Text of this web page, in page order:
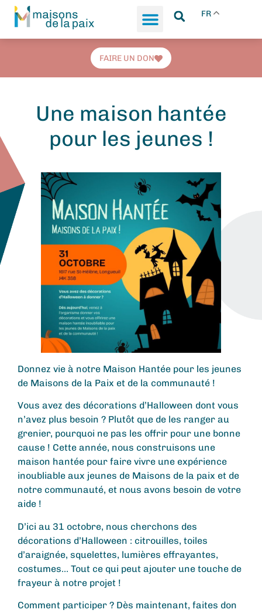
FR
FAIRE UN DON
Une maison hantée
pour les jeunes !
Donnez vie à notre Maison Hantée pour les jeunes
de Maisons de la Paix et de la communauté !
Vous avez des décorations d’Halloween dont vous
n’avez plus besoin ? Plutôt que de les ranger au
grenier, pourquoi ne pas les offrir pour une bonne
cause ! Cette année, nous construisons une
maison hantée pour faire vivre une expérience
inoubliable aux jeunes de Maisons de la paix et de
notre communauté, et nous avons besoin de votre
aide !
D’ici au 31 octobre, nous cherchons des
décorations d’Halloween : citrouilles, toiles
d’araignée, squelettes, lumières effrayantes,
costumes… Tout ce qui peut ajouter une touche de
frayeur à notre projet !
Comment participer ? Dès maintenant, faites don